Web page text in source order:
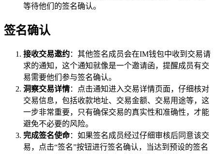
等待他们的签名确认。
签名确认
接收交易邀约：其他签名成员会在IM钱包中收到交易请
求的通知，这个通知就像是一个邀请函，提醒成员有交
易需要他们参与签名确认。
洞察交易详情：点击通知进入交易详情页面，仔细核对
交易信息，包括收款地址、交易金额、交易用途等，这
一步非常重要，只有确保交易的真实性和准确性，才能
避免不必要的风险。
完成签名使命：如果签名成员经过仔细审核后同意该交
易，点击“签名”按钮进行签名确认，当达到预设的签名